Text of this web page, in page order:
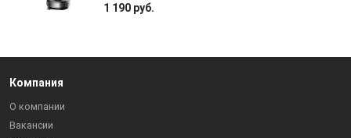
1 190 руб.
Компания
О компании
Вакансии